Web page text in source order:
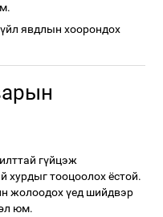
явдлын хоорондох
гүйцэж
хурдыг тооцоолох ёстой.
жолоодох үед шийдвэр
юм.